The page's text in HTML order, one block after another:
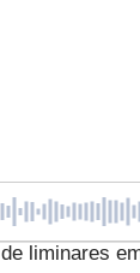
liminares